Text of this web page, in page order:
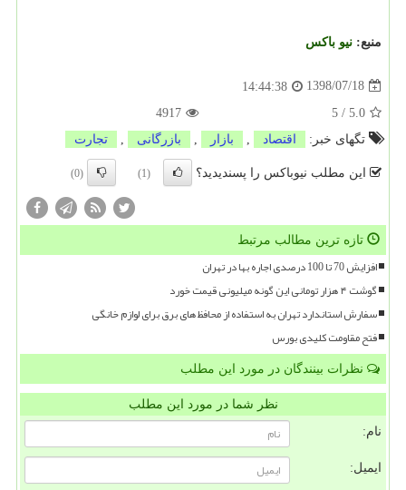
منبع: نیو باكس
1398/07/18
14:44:38
5.0
/
5
4917
تگهای خبر:
اقتصاد , بازار , بازرگانی , تجارت
این مطلب نیوباکس را پسندیدید؟ (1)
(0)
تازه ترین مطالب مرتبط
افزایش 70 تا 100 درصدی اجاره بها در تهران
گوشت ۴ هزار تومانی این گونه میلیونی قیمت خورد
سفارش استاندارد تهران به استفاده از محافظ های برق برای لوازم خانگی
فتح مقاومت کلیدی بورس
نظرات بینندگان در مورد این مطلب
نظر شما در مورد این مطلب
نام:
ایمیل: